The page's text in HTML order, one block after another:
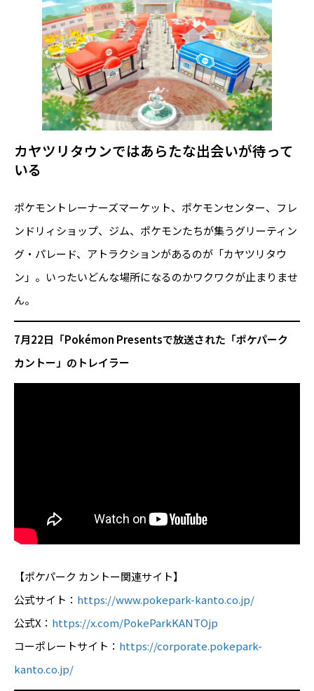
カヤツリタウンではあらたな出会いが待って
いる
ポケモントレーナーズマーケット、ポケモンセンター、フレ
ンドリィショップ、ジム、ポケモンたちが集うグリーティン
グ・パレード、アトラクションがあるのが「カヤツリタウ
ン」。いったいどんな場所になるのかワクワクが止まりませ
ん。
7月22日「Pokémon Presentsで放送された「ポケパーク
カントー」のトレイラー
【ポケパーク カントー関連サイト】
公式サイト： https://www.pokepark-kanto.co.jp/
公式X​： https://x.com/PokeParkKANTOjp
コーポレートサイト： https://corporate.pokepark-
kanto.co.jp/